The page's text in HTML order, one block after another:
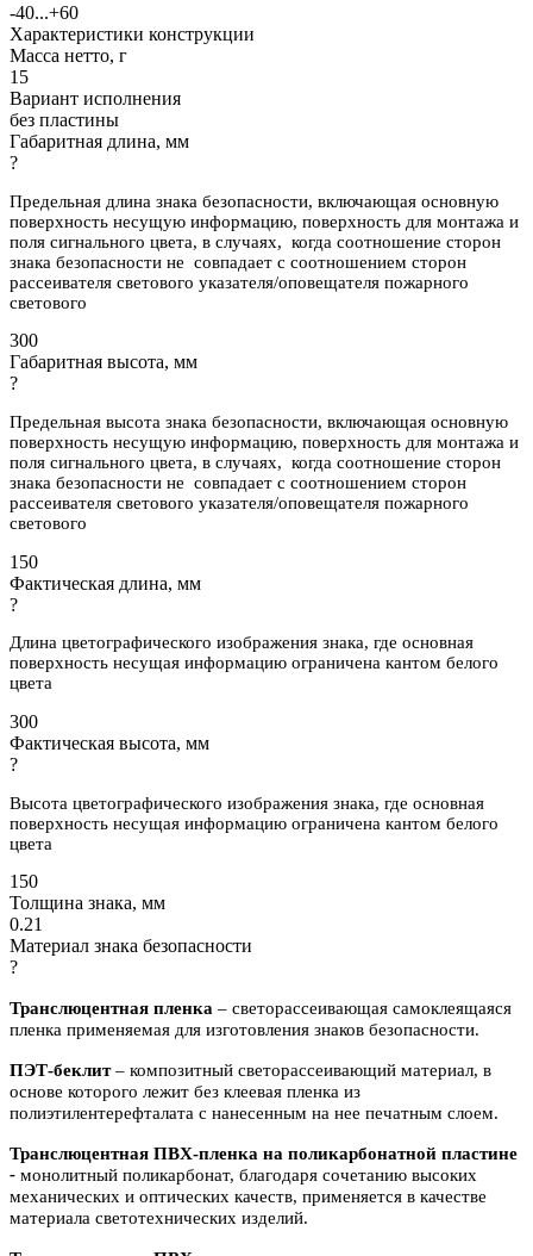
-40...+60
Характеристики конструкции
Масса нетто, г
15
Вариант исполнения
без пластины
Габаритная длина, мм
?
Предельная длина знака безопасности, включающая основную
поверхность несущую информацию, поверхность для монтажа и
поля сигнального цвета, в случаях, когда соотношение сторон
знака безопасности не совпадает с соотношением сторон
рассеивателя светового указателя/оповещателя пожарного
светового
300
Габаритная высота, мм
?
Предельная высота знака безопасности, включающая основную
поверхность несущую информацию, поверхность для монтажа и
поля сигнального цвета, в случаях, когда соотношение сторон
знака безопасности не совпадает с соотношением сторон
рассеивателя светового указателя/оповещателя пожарного
светового
150
Фактическая длина, мм
?
Длина цветографического изображения знака, где основная
поверхность несущая информацию ограничена кантом белого
цвета
300
Фактическая высота, мм
?
Высота цветографического изображения знака, где основная
поверхность несущая информацию ограничена кантом белого
цвета
150
Толщина знака, мм
0.21
Материал знака безопасности
?
Транслюцентная пленка – светорассеивающая самоклеящаяся
пленка применяемая для изготовления знаков безопасности.
ПЭТ-беклит– композитный светорассеивающий материал, в
основе которого лежит без клеевая пленка из
полиэтилентерефталата с нанесенным на нее печатным слоем.
Транслюцентная ПВХ-пленка на поликарбонатной пластине
- монолитный поликарбонат, благодаря сочетанию высоких
механических и оптических качеств, применяется в качестве
материала светотехнических изделий.